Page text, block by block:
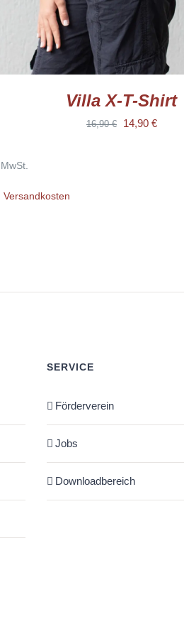
Villa X-T-Shirt
16,90€
Ursprünglicher
14,90 €
Versandkosten
SERVICE
Förderverein
Jobs
Downloadbereich